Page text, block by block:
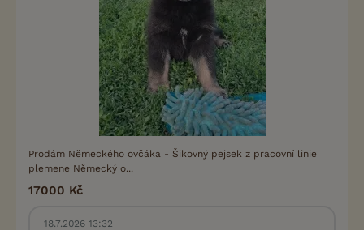
Prodám Německého ovčáka - Šikovný pejsek z pracovní linie
plemene Německý o...
17000 Kč
18.7.2026 13:32